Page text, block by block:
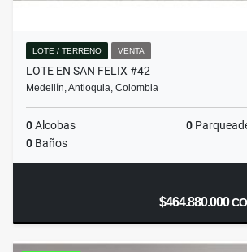
LOTE / TERRENO VENTA
LOTE EN SAN FELIX #42
Medellín, Antioquia, Colombia
0Alcobas 0
0 Baños
$464.880.000